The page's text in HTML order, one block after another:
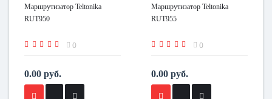
Маршрутизатор Teltonika
RUT950
0
0.00 руб.
Маршрутизатор Teltonika
RUT955
0
0.00 руб.